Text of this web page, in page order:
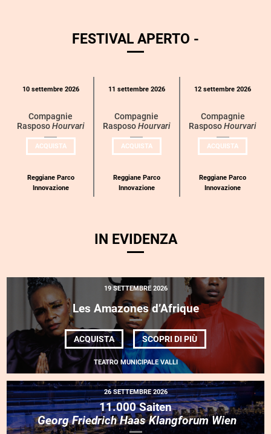
FESTIVAL APERTO -
categoria
10 settembre 2026
Compagnie
RasposoHourvari
ACQUISTAUN
BIGLIETTO
Reggiane Parco
Innovazione
11 settembre 2026
Compagnie
RasposoHourvari
ACQUISTAUN
BIGLIETTO
Reggiane Parco
Innovazione
12 settembre 2026
Compagnie
RasposoHourvari
ACQUISTAUN
BIGLIETTO
Reggiane Parco
Innovazione
IN EVIDENZA
19 SETTEMBRE 2026
Les Amazones d’Afrique
ACQUISTA SCOPRI DI PIÙDI
LES
AMAZONES
TEATRO MUNICIPALE VALLI
26 SETTEMBRE 2026
11.000 Saiten
Georg Friedrich Haas Klangforum Wien